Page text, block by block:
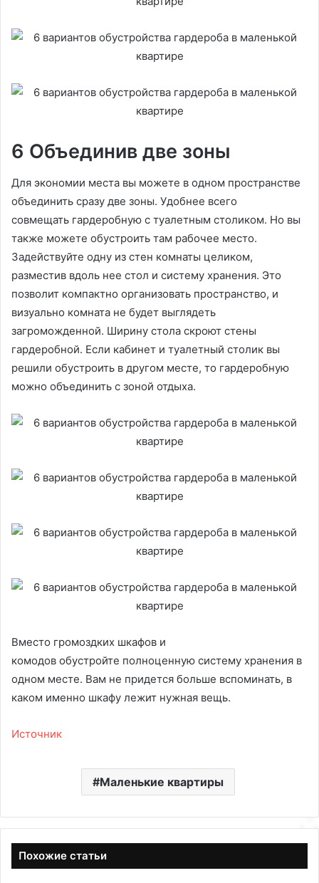
6 Объединив две зоны
Для экономии места вы можете в одном пространстве
объединить сразу две зоны. Удобнее всего
совмещать гардеробную с туалетным столиком. Но вы
также можете обустроить там рабочее место.
Задействуйте одну из стен комнаты целиком,
разместив вдоль нее стол и систему хранения. Это
позволит компактно организовать пространство, и
визуально комната не будет выглядеть
загроможденной. Ширину стола скроют стены
гардеробной. Если кабинет и туалетный столик вы
решили обустроить в другом месте, то гардеробную
можно объединить с зоной отдыха.
Вместо громоздких шкафов и
комодов обустройте полноценную систему хранения в
одном месте. Вам не придется больше вспоминать, в
каком именно шкафу лежит нужная вещь.
Источник
Маленькие квартиры
Похожие статьи